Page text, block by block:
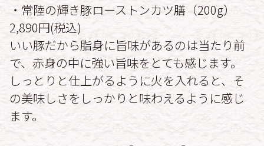
・常陸の輝き豚ローストンカツ膳（200g）
2,890円(税込)
いい豚だから脂身に旨味があるのは当たり前
で、赤身の中に強い旨味をとても感じます。
しっとりと仕上がるように火を入れると、そ
の美味しさをしっかりと味わえるように感じ
ます。